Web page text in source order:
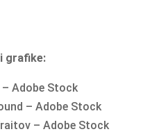
grafike:
Adobe Stock
– Adobe Stock
– Adobe Stock